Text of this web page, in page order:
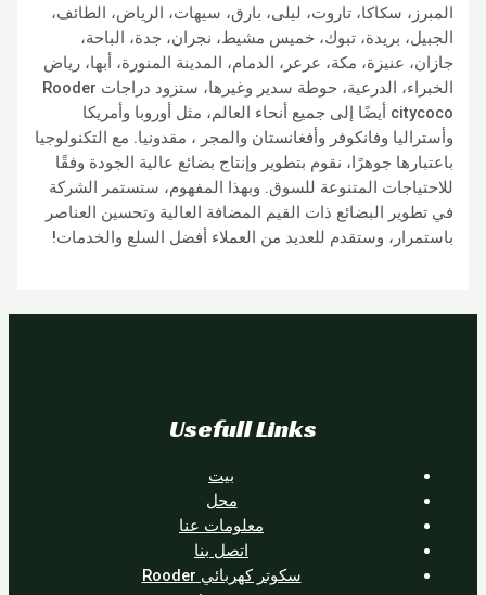
سكاكا، تاروت، ليلى، بارق، سيهات، الرياض، الطائف،
بريدة، تبوك، خميس مشيط، نجران، جدة، الباحة،
مكة، عرعر، الدمام، المدينة المنورة، أبها، رياض
الخبراء، الدرعية، حوطة سدير وغيرها، ستزود دراجات Rooder
citycoco أيضًا إلى جميع أنحاء العالم، مثل أوروبا وأمريكا
وفانكوفر وأفغانستان والمجر ، مقدونيا. مع التكنولوجيا
جوهرًا، نقوم بتطوير وإنتاج بضائع عالية الجودة وفقًا
المتنوعة للسوق. وبهذا المفهوم، ستستمر الشركة
البضائع ذات القيم المضافة العالية وتحسين العناصر
وستقدم للعديد من العملاء أفضل السلع والخدمات!
Usefull Links
معلومات عنا
سكوتر كهربائي Rooder